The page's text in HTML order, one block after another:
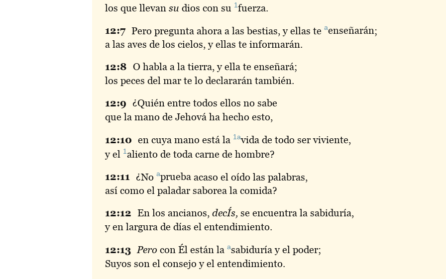
los que llevan su dios con su 1fuerza.
12:7 Pero pregunta ahora a las bestias, y ellas te aenseñarán;
a las aves de los cielos, y ellas te informarán.
12:8 O habla a la tierra, y ella te enseñará;
los peces del mar te lo declararán también.
12:9
¿Quién entre todos ellos no sabe
que la mano de Jehová ha hecho esto,
12:10 en cuya mano está la 1avida de todo ser viviente,
y el 1aliento de toda carne de hombre?
12:11 ¿No aprueba acaso el oído las palabras,
así como el paladar saborea la comida?
12:12 En los ancianos, decÍs, se encuentra la sabiduría,
y en largura de días el entendimiento.
12:13 Pero con Él están la asabiduría y el poder;
Suyos son el consejo y el entendimiento.